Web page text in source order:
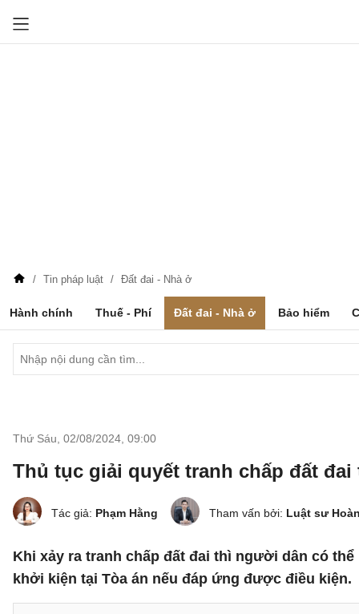
Tin pháp luật Đất đai - Nhà ở
Hành chính Thuế - Phí Đất đai - Nhà ở Bảo hiểm
Thứ Sáu, 02/08/2024 09:00
Thủ tục giải quyết tranh chấp đất đai
Tác giả: Phạm Hằng Tham vấn bởi: Luật sư
Khi xảy ra tranh chấp đất đai thì người dân có
khởi kiện tại Tòa án nếu đáp ứng được điều kiện.